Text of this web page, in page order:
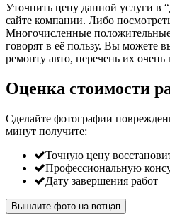
Уточнить цену данной услуги в
сайте компании. Либо
Многочисленные
говорят в её пользу. Вы можете
ремонту авто, перечень их
Оценка стоимости
Сделайте фотографии
минут получите:
Точную цену
Профессиональную
Дату завершения работ
Вышлите фото на вотцап